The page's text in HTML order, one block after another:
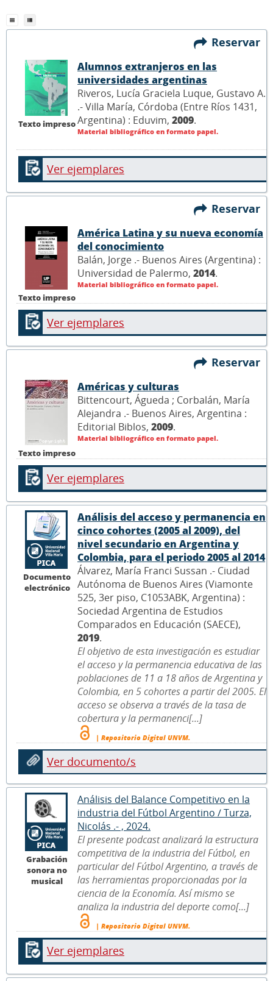
Reservar
Texto impreso
Alumnos extranjeros en las
universidades argentinas
Riveros, Lucía Graciela Luque, Gustavo A.
.- Villa María, Córdoba (Entre Ríos 1431,
Argentina) : Eduvim, 2009.
Material bibliográfico en formato papel.
Ver ejemplares
Reservar
Texto impreso
América Latina y su nueva economía
del conocimiento
Balán, Jorge .- Buenos Aires (Argentina) :
Universidad de Palermo, 2014.
Material bibliográfico en formato papel.
Ver ejemplares
Reservar
Texto impreso
Américas y culturas
Bittencourt, Águeda ; Corbalán, María
Alejandra .- Buenos Aires, Argentina :
Editorial Biblos, 2009.
Material bibliográfico en formato papel.
Ver ejemplares
Documento
electrónico
Análisis del acceso y permanencia en
cinco cohortes (2005 al 2009), del
nivel secundario en Argentina y
Colombia, para el periodo 2005 al 2014
Álvarez, María Franci Sussan .- Ciudad
Autónoma de Buenos Aires (Viamonte
525, 3er piso, C1053ABK, Argentina) :
Sociedad Argentina de Estudios
Comparados en Educación (SAECE),
2019.
El objetivo de esta investigación es estudiar
el acceso y la permanencia educativa de las
poblaciones de 11 a 18 años de Argentina y
Colombia, en 5 cohortes a partir del 2005. El
acceso se observa a través de la tasa de
cobertura y la permanenci[...]
| Repositorio Digital UNVM.
Ver documento/s
Grabación
sonora no
musical
Análisis del Balance Competitivo en la
industria del Fútbol Argentino / Turza,
Nicolás .- , 2024.
El presente podcast analizará la estructura
competitiva de la industria del Fútbol, en
particular del Fútbol Argentino, a través de
las herramientas proporcionadas por la
ciencia de la Economía. Así mismo se
analiza la industria del deporte como[...]
| Repositorio Digital UNVM.
Ver ejemplares